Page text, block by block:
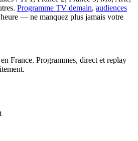
Programme TV demain, audiences
— ne manquez plus jamais votre
France. Programmes, direct et replay